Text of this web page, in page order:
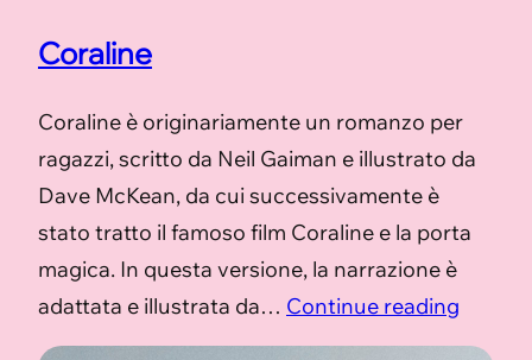
Coraline
Coraline è originariamente un romanzo per
ragazzi, scritto da Neil Gaiman e illustrato da
Dave McKean, da cui successivamente è
stato tratto il famoso film Coraline e la porta
magica. In questa versione, la narrazione è
adattata e illustrata da… Continue reading